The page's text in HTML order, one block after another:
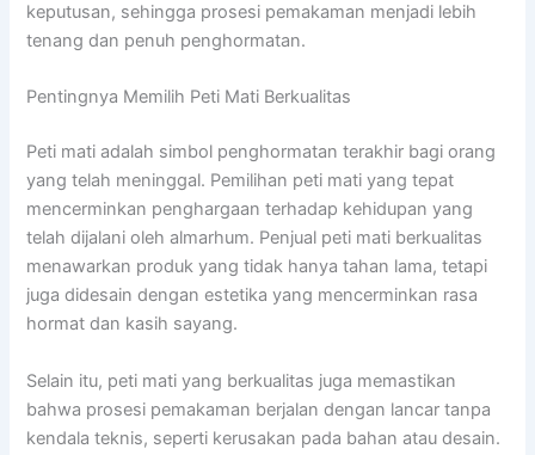
keputusan, sehingga prosesi pemakaman menjadi lebih
tenang dan penuh penghormatan.
Pentingnya Memilih Peti Mati Berkualitas
Peti mati adalah simbol penghormatan terakhir bagi orang
yang telah meninggal. Pemilihan peti mati yang tepat
mencerminkan penghargaan terhadap kehidupan yang
telah dijalani oleh almarhum. Penjual peti mati berkualitas
menawarkan produk yang tidak hanya tahan lama, tetapi
juga didesain dengan estetika yang mencerminkan rasa
hormat dan kasih sayang.
Selain itu, peti mati yang berkualitas juga memastikan
bahwa prosesi pemakaman berjalan dengan lancar tanpa
kendala teknis, seperti kerusakan pada bahan atau desain.